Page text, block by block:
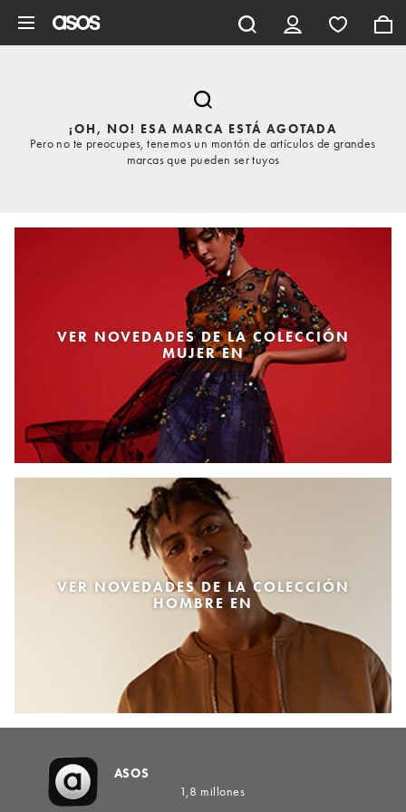
¡OH, NO! ESA MARCA ESTÁ AGOTADA
Pero no te preocupes, tenemos un montón de artículos de grandes
marcas que pueden ser tuyos
VER NOVEDADES DE LA COLECCIÓN
MUJER EN
VER NOVEDADES DE LA COLECCIÓN
HOMBRE EN
ASOS
1,8 millones